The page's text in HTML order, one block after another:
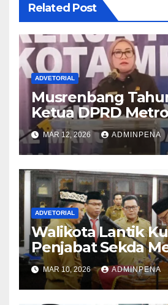
Related Post
ADVETORIAL
Musrenbang
Ketua DPRD Metro
Sampaikan Soal
hingga
MAR 12, 2026 ADMINPENA
ADVETORIAL
Walikota Lantik
Penjabat Sekda
MAR 10, 2026 ADMINPENA